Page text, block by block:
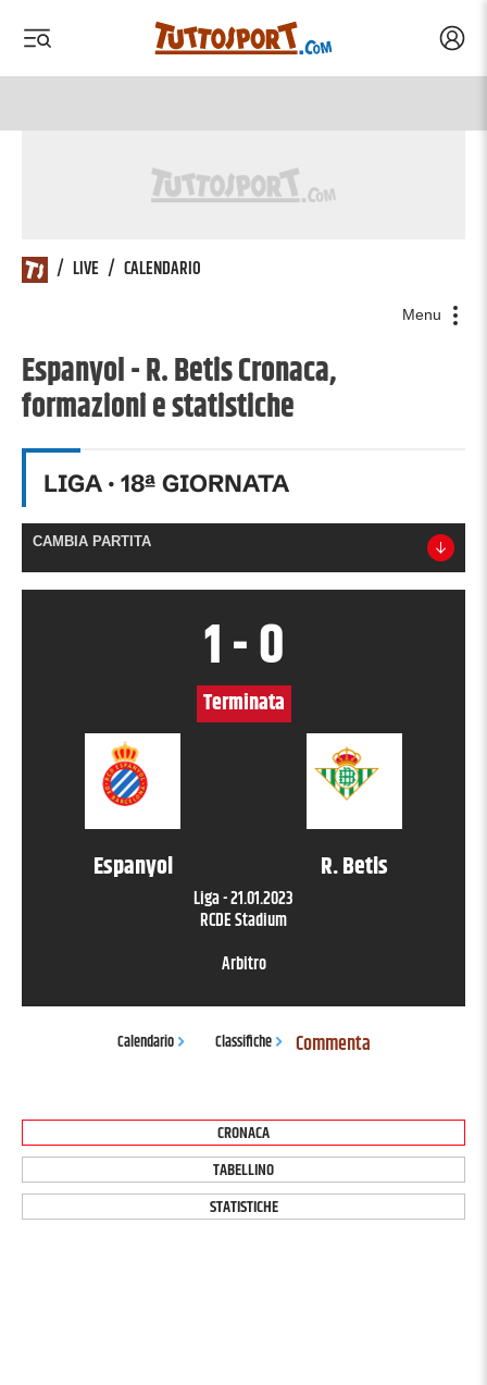
/ LIVE / CALENDARIO
Menu
Espanyol - R. Betis Cronaca,
formazioni e statistiche
LIGA · 18ª GIORNATA
CAMBIA PARTITA
Espanyol R. Betis
1-0
Terminata
Liga-21.01.2023
RCDE Stadium
Arbitro
Calendario Classifiche Commenta
CRONACA
TABELLINO
STATISTICHE